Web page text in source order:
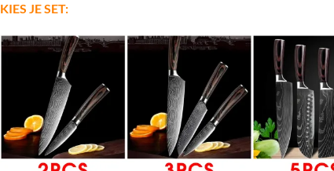
KIES JE SET: